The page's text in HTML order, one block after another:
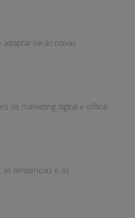
adaptar-se às novas
de marketing digital e offline
tendências e às